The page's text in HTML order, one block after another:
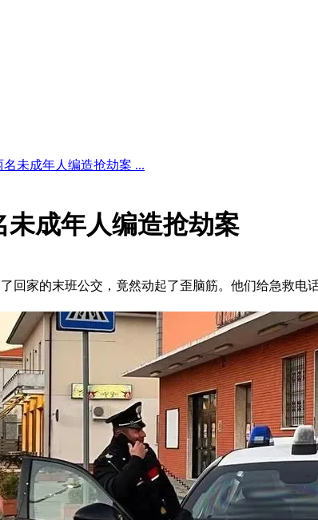
未成年人编造抢劫案 ...
成年人编造抢劫案
回家的末班公交，竟然动起了歪脑筋。他们给急救